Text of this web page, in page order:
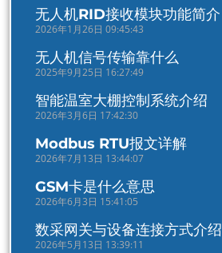
无人机RID接收模块功能简介
2026年1月26日 09:45:43
无人机信号传输靠什么
2025年9月25日 16:27:49
智能温室大棚控制系统介绍
2026年3月6日 17:42:30
Modbus RTU报文详解
2026年7月13日 13:44:07
GSM卡是什么意思
2026年6月3日 15:41:05
数采网关与设备连接方式介绍
2026年5月13日 13:39:11